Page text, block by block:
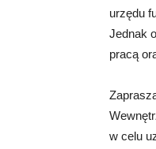
urzędu
Jednak
pracą
w celu